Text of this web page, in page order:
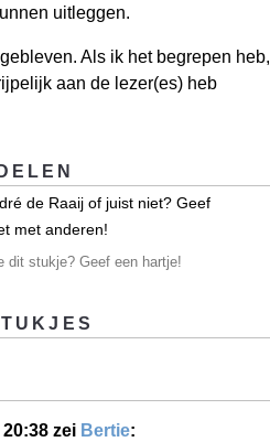
uitleggen.
Als ik het begrepen heb,
aan de lezer(es) heb
de Raaij of juist niet? Geef
met anderen!
dit stukje? Geef een hartje!
zei Bertie: